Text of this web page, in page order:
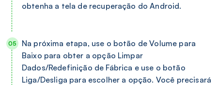
obtenha a tela de recuperação do Android.
Na próxima etapa, use o botão de Volume para
Baixo para obter a opção Limpar
Dados/Redefinição de Fábrica e use o botão
Liga/Desliga para escolher a opção. Você precisará